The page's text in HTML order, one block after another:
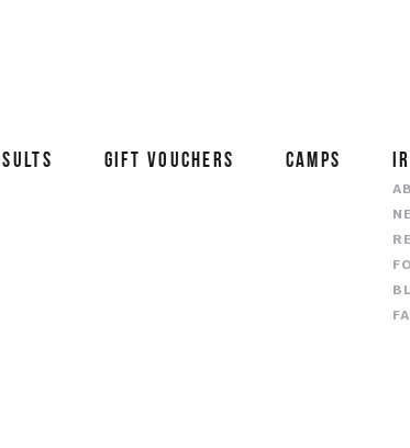
GIFT VOUCHERS CAMPS